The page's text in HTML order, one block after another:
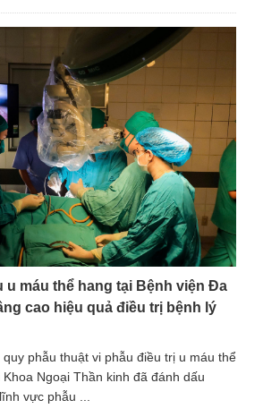
u máu thể hang tại Bệnh viện Đa
cao hiệu quả điều trị bệnh lý
phẫu thuật vi phẫu điều trị u máu thể
Ngoại Thần kinh đã đánh dấu
vực phẫu ...